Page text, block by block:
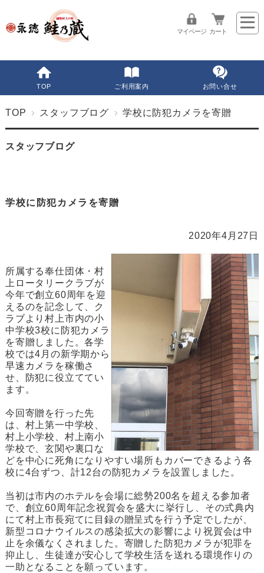
マイページ カート
TOP ご利用案内 お問い合せ
TOP スタッフブログ 学校に防犯カメラを寄贈
スタッフブログ
学校に防犯カメラを寄贈
2020年4月27日
所属する奉仕団体・村
上ロータリークラブが
今年で創立60周年を迎
えるのを記念して、ク
ラブより村上市内の小
中学校3校に防犯カメラ
を寄贈しました。各学
校では4月の新学期から
早速カメラを稼働さ
せ、防犯に役立ててい
ます。
今回寄贈を行った先
は、村上第一中学校、
村上小学校、村上南小
学校で、玄関や裏口な
どを中心に死角になりやすい場所もカバーできるよう各
校に4台ずつ、計12台の防犯カメラを設置しました。
当初は市内のホテルを会場に総勢200名を超える参加者
で、創立60周年記念祝賀会を盛大に挙行し、その式典内
にて村上市長宛てに目録の贈呈式を行う予定でしたが、
新型コロナウイルスの感染拡大の影響により祝賀会は中
止を余儀なくされました。寄贈した防犯カメラが犯罪を
抑止し、生徒達が安心して学校生活を送れる環境作りの
一助となることを願っています。